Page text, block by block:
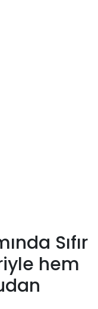
Sıfır
hem